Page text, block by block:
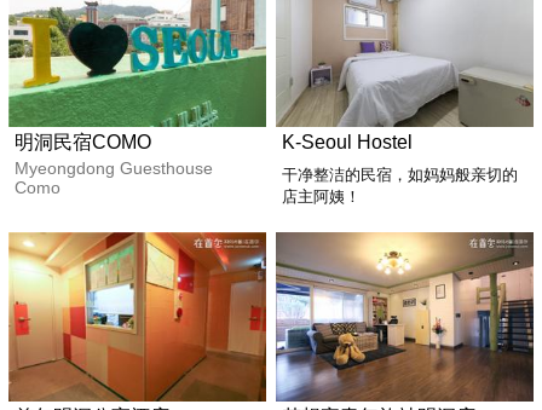
明洞民宿COMO
Myeongdong Guesthouse
Como
K-Seoul Hostel
干净整洁的民宿，如妈妈般亲切的
店主阿姨！